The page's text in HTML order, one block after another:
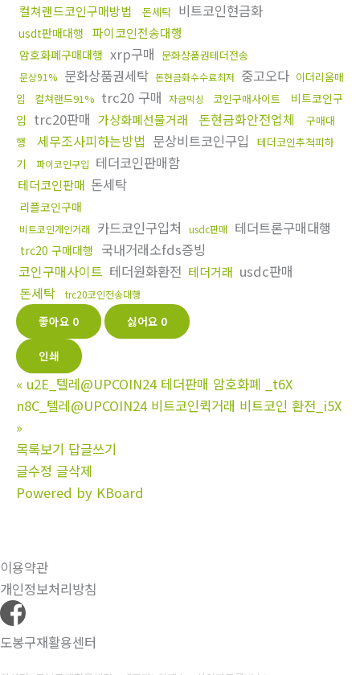
컬쳐랜드코인구매방법 돈세탁 비트코인현금화
usdt판매대행 파이코인전송대행
암호화폐구매대행 xrp구매 문화상품권테더전송
문상91% 문화상품권세탁 돈현금화수수료최저 중고오다 이더리움매
입
컬쳐랜드91% trc20 구매 자금믹싱 코인구매사이트
비트코인구
입 trc20판매 가상화폐선물거래 돈현금화안전업체
구매대
행
세무조사피하는방법 문상비트코인구입
테더코인추척피하
기
파이코인구입 테더코인판매함
테더코인판매 돈세탁
리플코인구매
비트코인개인거래 카드코인구입처 usdc판매 테더트론구매대행
trc20 구매대행 국내거래소fds증빙
코인구매사이트 테더원화환전 테더거래 usdc판매
돈세탁
trc20코인전송대행
좋아요 0 싫어요 0
인쇄
« u2E_텔레@UPCOIN24 테더판매 암호화폐 _t6X
n8C_텔레@UPCOIN24 비트코인퀵거래 비트코인 환전_i5X
»
목록보기 답글쓰기
글수정 글삭제
Powered by KBoard
이용약관
개인정보처리방침
도봉구재활용센터